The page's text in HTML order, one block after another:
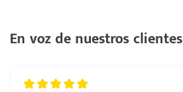
En voz de nuestros clientes